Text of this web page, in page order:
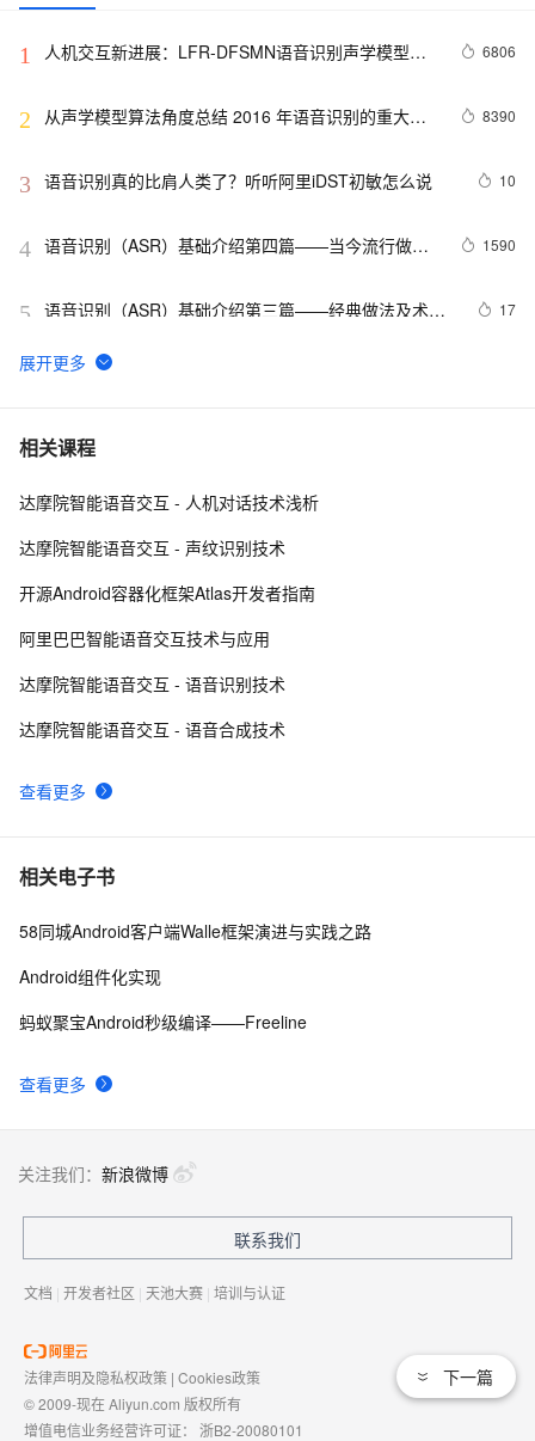
1
人机交互新进展：LFR-DFSMN语音识别声学模型介
6806
2
从声学模型算法角度总结 2016 年语音识别的重大进
8390
3 语音识别真的比肩人类了？听听阿里iDST初敏怎么说 10
4 语音识别（ASR）基础介绍第四篇——当今流行做法
1590
5 语音识别（ASR）基础介绍第三篇——经典做法及术语
17
6 INTERSPEECH 2017系列 | 远场语音识别技术
7 阿里巴巴高杰：3年风雨路，阿里巴巴自然语音交互的探
8 重磅！阿里开源自研语音识别模型DFSMN，准确率高达
10构建智能语音助手应用：语音识别和语音合成的实践
相关课程
查看更多
达摩院智能语音交互 - 人机对话技术浅析
达摩院智能语音交互 - 声纹识别技术
开源Android容器化框架Atlas开发者指南
阿里巴巴智能语音交互技术与应用
达摩院智能语音交互 - 语音识别技术
达摩院智能语音交互 - 语音合成技术
相关电子书
查看更多
58同城Android客户端Walle框架演进与实践之路
Android组件化实现
蚂蚁聚宝Android秒级编译——Freeline
下一篇
关注我们： 新浪微博
联系我们
文档 | 开发者社区 | 天池大赛 | 培训与认证
法律声明及隐私权政策 | Cookies政策
© 2009-现在 Aliyun.com 版权所有
增值电信业务经营许可证： 浙B2-20080101